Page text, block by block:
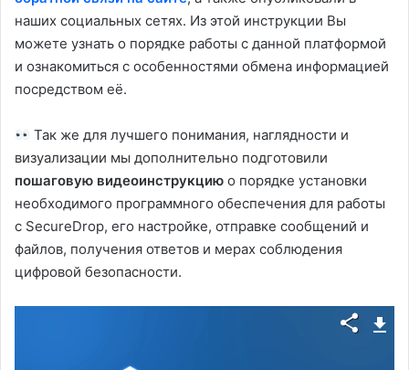
наших социальных сетях. Из этой инструкции Вы
можете узнать о порядке работы с данной платформой
и ознакомиться с особенностями обмена информацией
посредством её.
Так же для лучшего понимания, наглядности и
визуализации мы дополнительно подготовили
пошаговую видеоинструкцию о порядке установки
необходимого программного обеспечения для работы
с SecureDrop, его настройке, отправке сообщений и
файлов, получения ответов и мерах соблюдения
цифровой безопасности.